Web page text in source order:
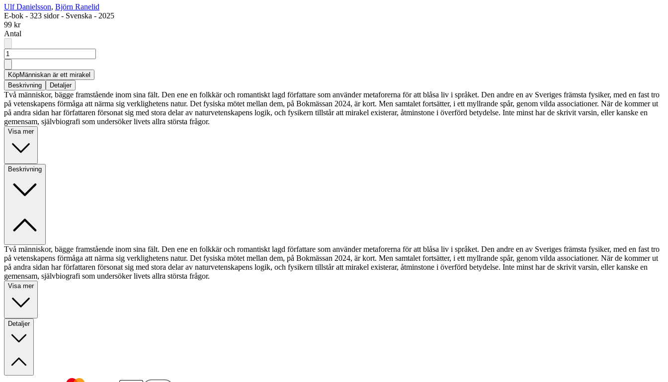
Ulf Danielsson, Björn Ranelid
E-bok - 323 sidor- Svenska - 2025
99 kr
Antal
KöpMänniskan är ett mirakel
Beskrivning
Detaljer
Två människor, bägge framstående inom sina fält. Den ene en folkkär och romantiskt lagd författare som använder metaforerna för att blåsa liv i språket. Den andre en av Sveriges främsta fysiker, med en fast tro
på vetenskapens förmåga att närma sig verklighetens natur. Det fysiska mötet mellan dem, på Bokmässan 2024, är kort. Men samtalet fortsätter, i ett myllrande spår, genom vilda associationer. När de kommer ut
på andra sidan har författaren försonat sig med stora delar av naturvetenskapens logik, och fysikern tillstår att mirakel existerar, åtminstone i överförd betydelse. Inte minst har de skrivit varsin, eller kanske en
gemensam, självbiografi som undersöker livets allra största frågor.
Visa mer
Beskrivning
Två människor, bägge framstående inom sina fält. Den ene en folkkär och romantiskt lagd författare som använder metaforerna för att blåsa liv i språket. Den andre en av Sveriges främsta fysiker, med en fast tro
på vetenskapens förmåga att närma sig verklighetens natur. Det fysiska mötet mellan dem, på Bokmässan 2024, är kort. Men samtalet fortsätter, i ett myllrande spår, genom vilda associationer. När de kommer ut
på andra sidan har författaren försonat sig med stora delar av naturvetenskapens logik, och fysikern tillstår att mirakel existerar, åtminstone i överförd betydelse. Inte minst har de skrivit varsin, eller kanske en
gemensam, självbiografi som undersöker livets allra största frågor.
Visa mer
Detaljer